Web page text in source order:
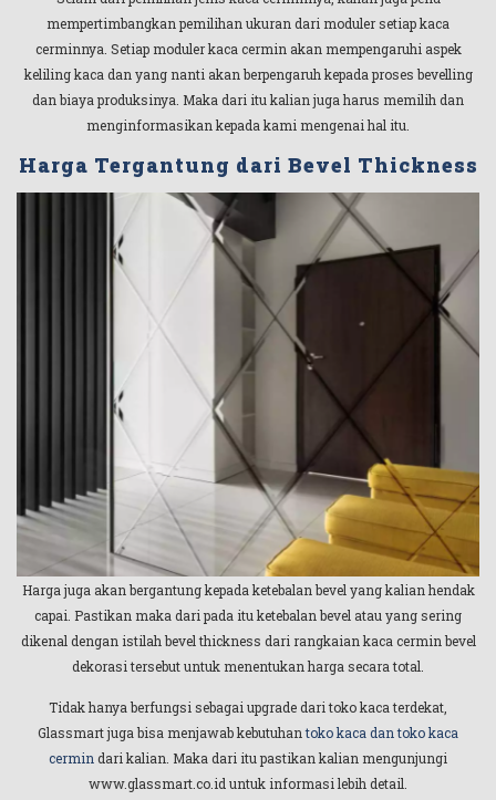
mempertimbangkan pemilihan ukuran dari moduler setiap kaca
cerminnya. Setiap moduler kaca cermin akan mempengaruhi aspek
keliling kaca dan yang nanti akan berpengaruh kepada proses bevelling
dan biaya produksinya. Maka dari itu kalian juga harus memilih dan
menginformasikan kepada kami mengenai hal itu.
Harga Tergantung dari Bevel Thickness
Harga juga akan bergantung kepada ketebalan bevel yang kalian hendak
capai. Pastikan maka dari pada itu ketebalan bevel atau yang sering
dikenal dengan istilah bevel thickness dari rangkaian kaca cermin bevel
dekorasi tersebut untuk menentukan harga secara total.
Tidak hanya berfungsi sebagai upgrade dari toko kaca terdekat,
Glassmart juga bisa menjawab kebutuhantoko kaca dan toko kaca
cermin dari kalian. Maka dari itu pastikan kalian mengunjungi
www.glassmart.co.id untuk informasi lebih detail.